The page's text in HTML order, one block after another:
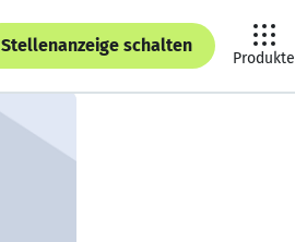
Stellenanzeige schalten
Produkte